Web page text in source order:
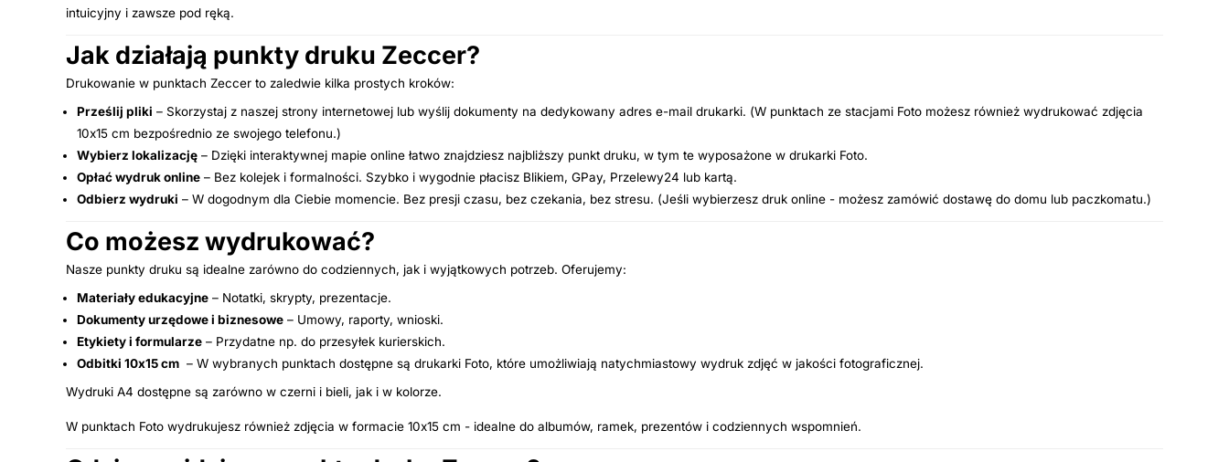
intuicyjny i zawsze pod ręką.
Jak działają punkty druku Zeccer?
Drukowanie w punktach Zeccer to zaledwie kilka prostych kroków:
Prześlij pliki – Skorzystaj z naszej strony internetowej lub wyślij dokumenty na dedykowany adres e-mail drukarki. (W punktach ze stacjami Foto możesz również wydrukować zdjęcia
10x15 cm bezpośrednio ze swojego telefonu.)
Wybierz lokalizację – Dzięki interaktywnej mapie online łatwo znajdziesz najbliższy punkt druku, w tym te wyposażone w drukarki Foto.
Opłać wydruk online – Bez kolejek i formalności. Szybko i wygodnie płacisz Blikiem, GPay, Przelewy24 lub kartą.
Odbierz wydruki – W dogodnym dla Ciebie momencie. Bez presji czasu, bez czekania, bez stresu. (Jeśli wybierzesz druk online - możesz zamówić dostawę do domu lub paczkomatu.)
Co możesz wydrukować?
Nasze punkty druku są idealne zarówno do codziennych, jak i wyjątkowych potrzeb. Oferujemy:
Materiały edukacyjne – Notatki, skrypty, prezentacje.
Dokumenty urzędowe i biznesowe – Umowy, raporty, wnioski.
Etykiety i formularze – Przydatne np. do przesyłek kurierskich.
Odbitki 10x15 cm – W wybranych punktach dostępne są drukarki Foto, które umożliwiają natychmiastowy wydruk zdjęć w jakości fotograficznej.
Wydruki A4 dostępne są zarówno w czerni i bieli, jak i w kolorze.
W punktach Foto wydrukujesz również zdjęcia w formacie 10x15 cm - idealne do albumów, ramek, prezentów i codziennych wspomnień.